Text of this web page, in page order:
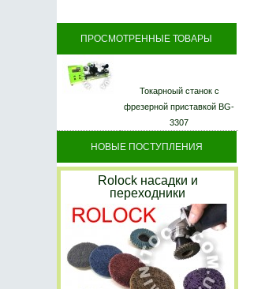
ПРОСМОТРЕННЫЕ ТОВАРЫ
Токарноый станок с
фрезерной приставкой BG-
3307
НОВЫЕ ПОСТУПЛЕНИЯ
Rolock насадки и
переходники